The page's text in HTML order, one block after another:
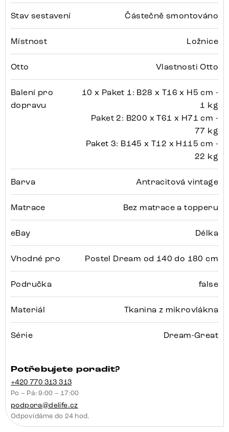
Stav sestavení Částečně smontováno
Místnost Ložnice
Otto Vlastnosti Otto
Balení pro
dopravu
10 x Paket 1: B28 x T16 x H5 cm -
1 kg
Paket 2: B200 x T61 x H71 cm -
77 kg
Paket 3: B145 x T12 x H115 cm -
22 kg
Barva Antracitová vintage
Matrace Bez matrace a topperu
eBay Délka
Vhodné pro Postel Dream od 140 do 180 cm
Područka false
Materiál Tkanina z mikrovlákna
Série Dream-Great
Potřebujete poradit?
+420 770 313 313
Po – Pá: 9:00 – 17:00
podpora@delife.cz
Odpovídáme do 24 hod.